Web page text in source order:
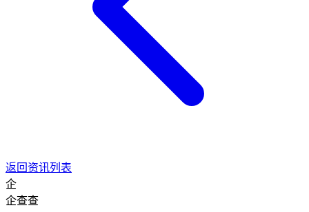
返回资讯列表
企
企查查